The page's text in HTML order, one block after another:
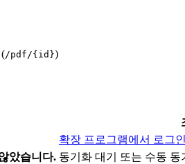
/pdf/{id})
확장 프로그램에서 로그인
았습니다. 동기화 대기 또는 수동